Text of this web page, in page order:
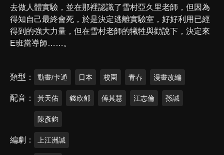
去做人體實驗，並在那裡認識了雪村亞久里老師，但因為
得知自己最終會死，於是決定逃離實驗室，好好利用已經
得到的強大力量，但在雪村老師的犧牲與勸說下，決定來
E班當導師……。
類型 動畫/卡通 日本 校園 青春 漫畫改編
配音 黃天佑 錢欣郁 傅其慧 江志倫 孫誠
陳彥鈞
編劇 上江洲誠